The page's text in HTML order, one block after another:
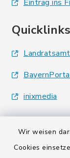
Wir weisen
Cookies
Eintrag ins
Quicklinks
inixmedia